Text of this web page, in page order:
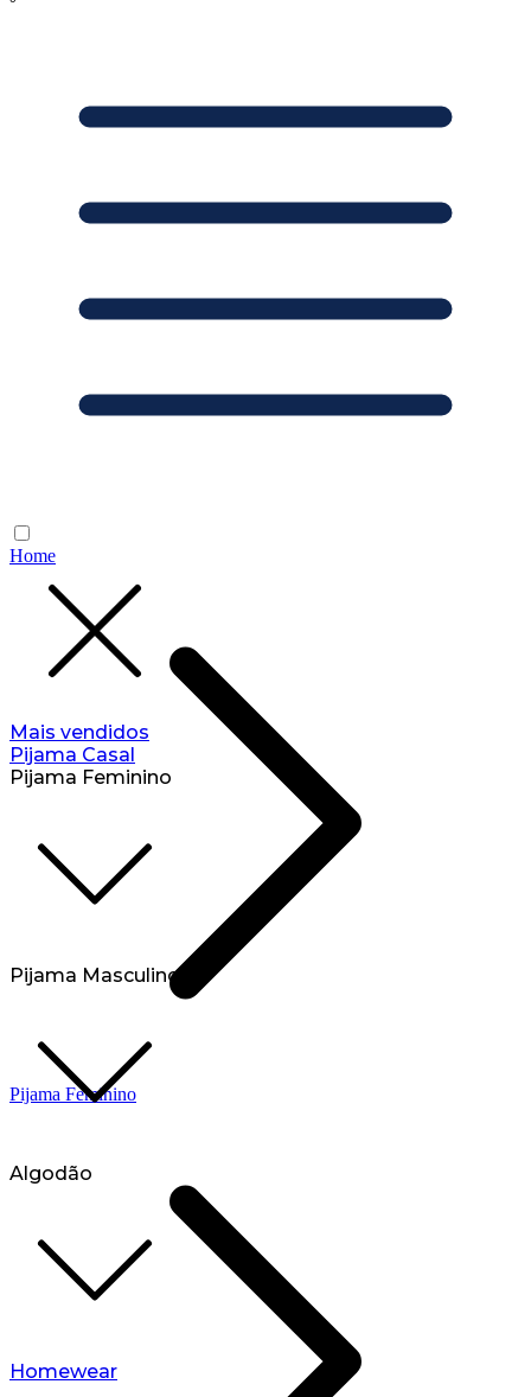
Mais vendidos
Pijama Casal
Pijama Feminino
Pijama Masculino
Algodão
Homewear
Home
Pijama Feminino